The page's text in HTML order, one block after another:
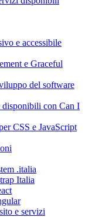
e accessibile
e Graceful
del software
disponibili con Can I
CSS e JavaScript
.italia
Italia
e servizi